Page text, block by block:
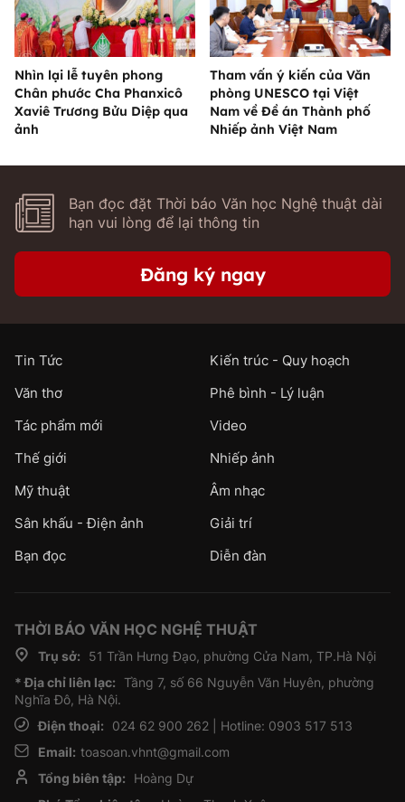
Nhìn lại lễ tuyên phong
Chân phước Cha Phanxicô
Xaviê Trương Bửu Diệp qua
ảnh
Tham vấn ý kiến của Văn
phòng UNESCO tại Việt
Nam về Đề án Thành phố
Nhiếp ảnh Việt Nam
Bạn đọc đặt Thời báo Văn học Nghệ thuật dài
hạn vui lòng để lại thông tin
Đăng ký ngay
Tin Tức
Kiến trúc - Quy hoạch
Văn thơ
Phê bình - Lý luận
Tác phẩm mới
Video
Thế giới
Nhiếp ảnh
Mỹ thuật
Âm nhạc
Sân khấu - Điện ảnh
Giải trí
Bạn đọc
Diễn đàn
THỜI BÁO VĂN HỌC NGHỆ THUẬT
Trụ sở:
51 Trần Hưng Đạo, phường Cửa Nam, TP.Hà Nội
* Địa chỉ liên lạc: Tầng 7, số 66 Nguyễn Văn Huyên, phường
Nghĩa Đô, Hà Nội.
Điện thoại:
024 62 900 262 | Hotline: 0903 517 513
Email: toasoan.vhnt@gmail.com
Tổng biên tập:
Hoàng Dự